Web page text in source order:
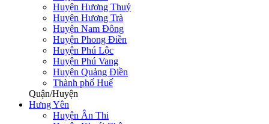
Huyện Hương Thuỷ
Huyện Hương Trà
Huyện Nam Đông
Huyện Phong Điền
Huyện Phú Lộc
Huyện Phú Vang
Huyện Quảng Điền
Thành phố Huế
Quận/Huyện
Hưng Yên
Huyện Ân Thi